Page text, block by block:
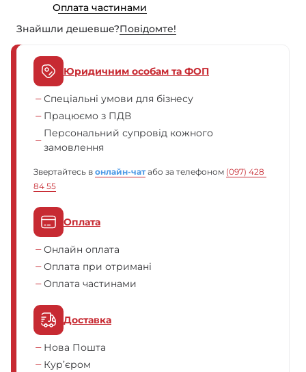
Оплата частинами
Знайшли дешевше?Повiдомте!
Юридичним особам та ФОП
Спеціальні умови для бізнесу
Працюємо з ПДВ
Персональний супровід кожного
замовлення
Звертайтесь в онлайн-чат або за телефоном (097) 428
84 55
Оплата
Онлайн оплата
Оплата при отримані
Оплата частинами
Доставка
Нова Пошта
Кур’єром